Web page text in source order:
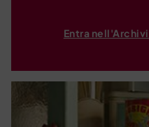
Entra